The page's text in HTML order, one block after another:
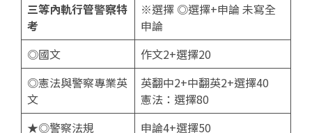
三等內軌行管警察特
考
※選擇 ◎選擇+申論 未寫全
申論
◎國文
作文2+選擇20
◎憲法與警察專業英
文
英翻中2+中翻英2+選擇40
憲法：選擇80
★◎警察法規
申論4+選擇50